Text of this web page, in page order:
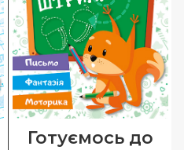
Готуємось до